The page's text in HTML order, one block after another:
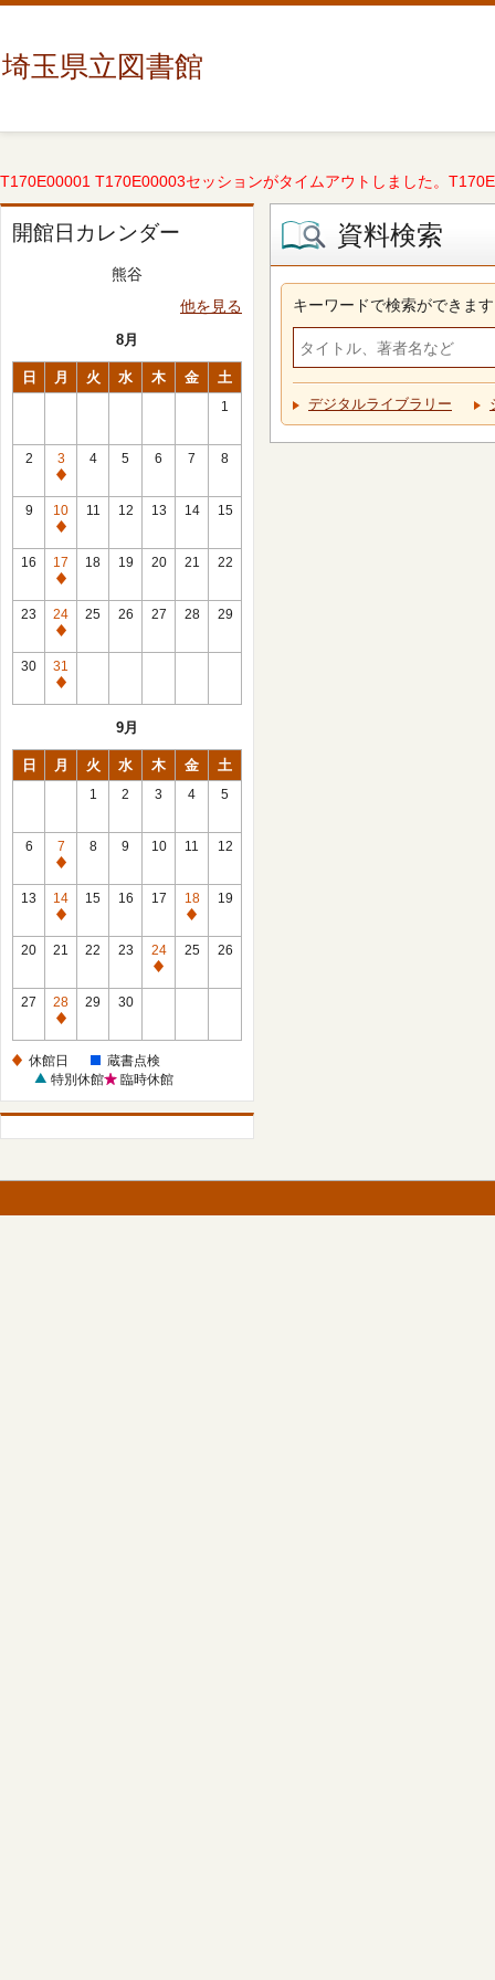
埼玉県立図書館
T170E00001 T170E00003セッションがタイムアウトしました。
開館日カレンダー
熊谷
他を見る
8月
日 月 火 水 木 金 土
1
2
3
休
館
日
4 5 6 7 8
9
10
休
館
日
11 12 13 14 15
16
17
休
館
日
18 19 20 21 22
23
24
休
館
日
25 26 27 28 29
30
31
休
9月
日 月 火 水 木 金 土
1 2 3 4 5
6
7
休
館
日
8 9 10 11 12
13
14
休
館
15 16 17
18
休
館
19
20 21 22 23
24
休
25 26
27
28
休
日
29 30
休館日
蔵書点検
特別休館
臨時休館
資料検索
キーワードで検索ができます
デジタルライブラリー